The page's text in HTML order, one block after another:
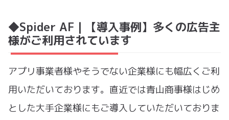
◆Spider AF｜【導入事例】多くの広告主
様がご利用されています
アプリ事業者様やそうでない企業様にも幅広くご利
用いただいております。直近では青山商事様はじめ
とした大手企業様にもご導入していただいておりま